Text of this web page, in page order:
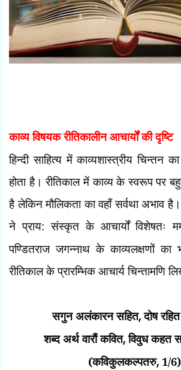
काव्य विषयक रीतिकालीन आचार्यों की दृष्टि
हिन्दी साहित्य में काव्यशास्त्रीय चिन्तन
होता है। रीतिकाल में काव्य के स्वरूप पर
है लेकिन मौलिकता का वहाँ सर्वथा अभाव है।
ने प्राय: संस्कृत के आचार्यों विशेषतः
पण्डितराज जगन्नाथ के काव्यलक्षणों का
रीतिकाल के प्रारम्भिक आचार्य चिन्तामणि
सगुन अलंकारन सहित,दोष
शब्द अर्थ वारौं कवित,विवुध कहत
(कविकुलकल्पतरु, 1/6)